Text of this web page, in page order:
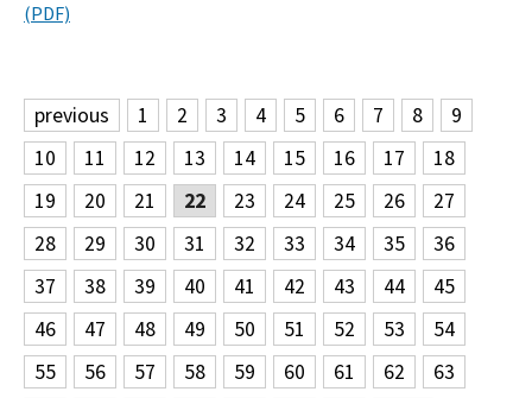
(PDF)
previous 1 2 3 4 5 6 7 8
9
10
11 12 13 14 15 16 17
18
19
20 21 22 23 24 25 26
27
28
29 30 31 32 33 34 35
36
37
38 39 40 41 42 43 44
45
46
47 48 49 50 51 52 53
54
55
56 57 58 59 60 61 62
63